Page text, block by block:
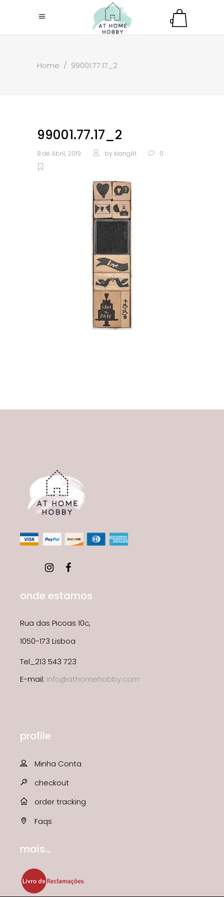
0
Home / 99001.77.17_2
99001.77.17_2
8 de Abril, 2019 by kiangAt 0
onde estamos
Rua das Picoas 10c,
1050-173 Lisboa
Tel_213 543 723
E-mail: info@athomehobby.com
profile
Minha Conta
checkout
order tracking
Faqs
mais...